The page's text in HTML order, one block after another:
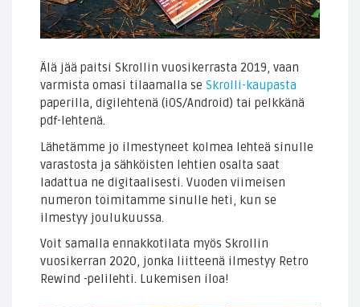
Älä jää paitsi Skrollin vuosikerrasta 2019, vaan
varmista omasi tilaamalla se Skrolli-kaupasta
paperilla, digilehtenä (iOS/Android) tai pelkkänä
pdf-lehtenä.
Lähetämme jo ilmestyneet kolmea lehteä sinulle
varastosta ja sähköisten lehtien osalta saat
ladattua ne digitaalisesti. Vuoden viimeisen
numeron toimitamme sinulle heti, kun se
ilmestyy joulukuussa.
Voit samalla ennakkotilata myös Skrollin
vuosikerran 2020, jonka liitteenä ilmestyy Retro
Rewind -pelilehti. Lukemisen iloa!